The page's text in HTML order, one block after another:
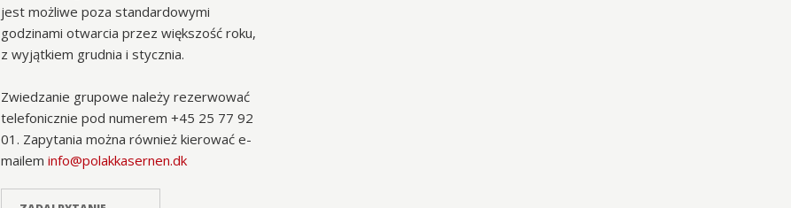
jest możliwe poza standardowymi
godzinami otwarcia przez większość roku,
z wyjątkiem grudnia i stycznia.
Zwiedzanie grupowe należy rezerwować
telefonicznie pod numerem +45 25 77 92
01. Zapytania można również kierować e-
maileminfo@polakkasernen.dk